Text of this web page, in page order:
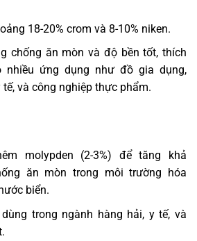
18-20% crom và 8-10% niken.
chống ăn mòn và độ bền tốt, thích
nhiều ứng dụng như đồ gia dụng,
tế, và công nghiệp thực phẩm.
molypden (2-3%) để tăng khả
ăn mòn trong môi trường hóa
biển.
trong ngành hàng hải, y tế, và